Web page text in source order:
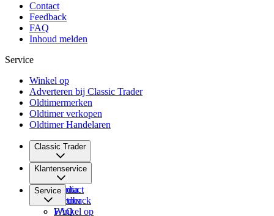
Contact
Feedback
FAQ
Inhoud melden
Service
Winkel op
Adverteren bij Classic Trader
Oldtimermerken
Oldtimer verkopen
Oldtimer Handelaren
Classic Trader
Over ons
Vacatures
Media
Partner
Klantenservice
Contact
Feedback
FAQ
Service
Winkel op